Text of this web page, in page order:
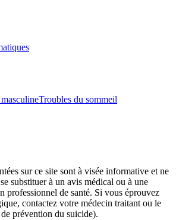
Troubles du sommeil
sur ce site sont à visée informative et ne
substituer à un avis médical ou à une
professionnel de santé. Si vous éprouvez
contactez votre médecin traitant ou le
prévention du suicide).